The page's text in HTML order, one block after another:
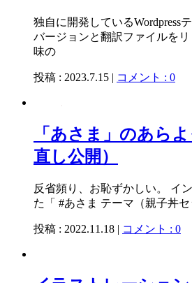
独自に開発しているWordpress
バージョンと翻訳ファイルを
味の
投稿 : 2023.7.15 | コメント : 0
「あさま」のあら
直し公開）
反省頻り、お恥ずかしい。 イ
た「 #あさま テーマ（親子丼セ
投稿 : 2022.11.18 | コメント : 0